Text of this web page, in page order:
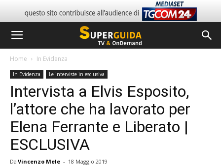
Home In Evidenza
In Evidenza Le interviste in esclusiva
Intervista a Elvis Esposito,
l’attore che ha lavorato per
Elena Ferrante e Liberato |
ESCLUSIVA
Da Vincenzo Mele - 18 Maggio 2019